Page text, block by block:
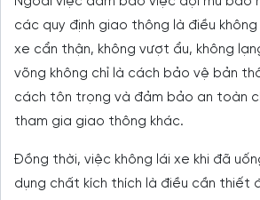
các quy định giao thông là điều không
xe cẩn thận, không vượt ẩu, không
võng không chỉ là cách bảo vệ bản
cách tôn trọng và đảm bảo an toàn
tham gia giao thông khác.
Đồng thời, việc không lái xe khi đã
dụng chất kích thích là điều cần thiết